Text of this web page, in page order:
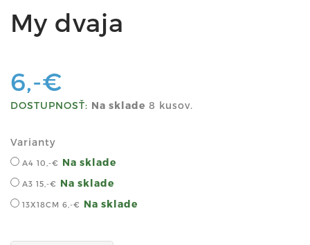
My dvaja
6,-€
DOSTUPNOSŤ: Na sklade 8 kusov.
Varianty
A4 10,-€ Na sklade
A3 15,-€ Na sklade
13X18CM 6,-€ Na sklade